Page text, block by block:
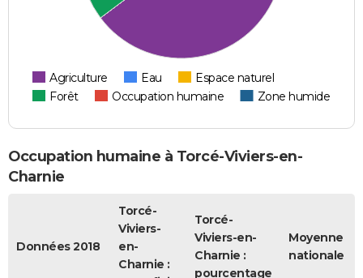
Agriculture Eau
Espace naturel
Forêt
Occupation humaine Zone humide
Occupation humaine à Torcé-Viviers-en-
Charnie
Données 2018
Torcé-
Viviers-
en-
Charnie :
Torcé-
Viviers-en-
Charnie :
pourcentage
Moyenne
nationale